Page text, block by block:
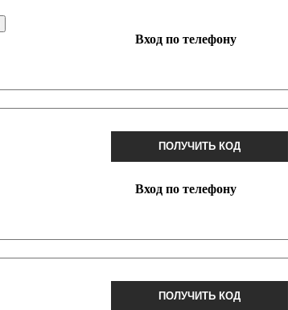
Вход по телефону
ПОЛУЧИТЬ КОД
Вход по телефону
ПОЛУЧИТЬ КОД